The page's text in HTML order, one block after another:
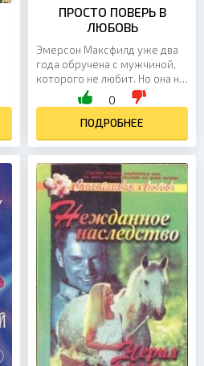
ПРОСТО ПОВЕРЬ В
ЛЮБОВЬ
Эмерсон Максфилд уже два
года обручена с мужчиной,
которого не любит. Но она не
придает большого значения
любви, главное для нее – это
дело всей...
0
ПОДРОБНЕЕ